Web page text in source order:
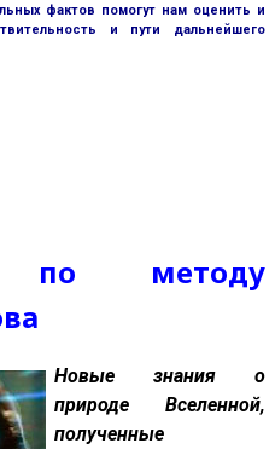
фактов помогут нам оценить и
и пути дальнейшего
по методу
Новые знания о
природе Вселенной,
полученные